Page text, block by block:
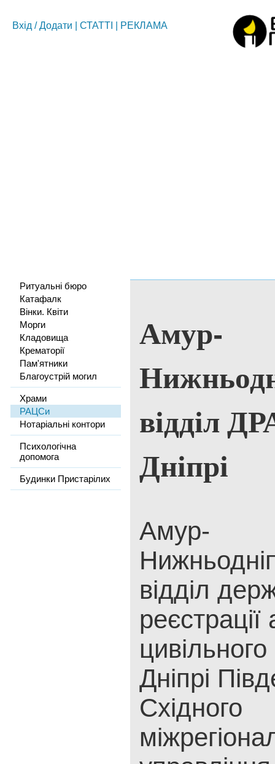
Вхід /Додати СТАТТІ РЕКЛАМА
Ритуальні бюро
Катафалк
Вінки. Квіти
Морги
Кладовища
Крематорії
Пам'ятники
Благоустрій могил
Храми
РАЦСи
Нотаріальні контори
Психологічна
допомога
Будинки Пристарілих
Амур-
відділ
Дніпрі
Амур-
відділ
реєстрації
цивільного
Дніпрі
Східного